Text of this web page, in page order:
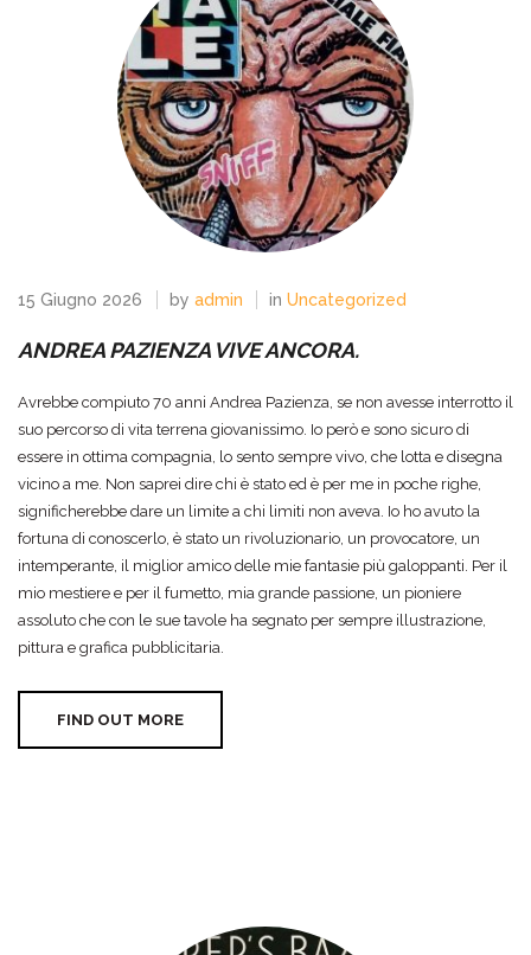
15 Giugno 2026 by admin in Uncategorized
ANDREA PAZIENZA VIVE ANCORA.
Avrebbe compiuto 70 anni Andrea Pazienza, se non avesse interrotto il
suo percorso di vita terrena giovanissimo. Io però e sono sicuro di
essere in ottima compagnia, lo sento sempre vivo, che lotta e disegna
vicino a me. Non saprei dire chi è stato ed è per me in poche righe,
significherebbe dare un limite a chi limiti non aveva. Io ho avuto la
fortuna di conoscerlo, è stato un rivoluzionario, un provocatore, un
intemperante, il miglior amico delle mie fantasie più galoppanti. Per il
mio mestiere e per il fumetto, mia grande passione, un pioniere
assoluto che con le sue tavole ha segnato per sempre illustrazione,
pittura e grafica pubblicitaria.
FIND OUT MORE